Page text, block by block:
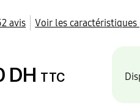
avis Voir les
DH TTC